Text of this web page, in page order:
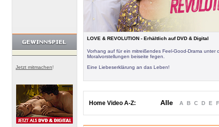
Jetzt mitmachen!
LOVE & REVOLUTION - Erhältlich auf DVD & Digital
Vorhang auf für ein mitreißendes Feel-Good-Drama
Moralvorstellungen beiseite fegen.
Eine Liebeserklärung an das Leben!
Home Video A-Z: Alle A B C D E F